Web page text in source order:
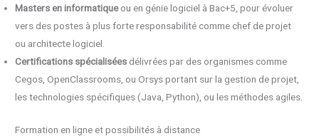
Masters en informatiqueou en génie logiciel à Bac+5, pour évoluer
vers des postes à plus forte responsabilité comme chef de projet
ou architecte logiciel.
Certifications spécialisées délivrées par des organismes comme
Cegos, OpenClassrooms, ou Orsys portant sur la gestion de projet,
les technologies spécifiques (Java, Python), ou les méthodes agiles.
Formation en ligne et possibilités à distance